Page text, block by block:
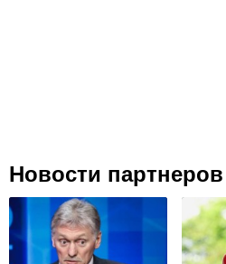
Новости партнеров